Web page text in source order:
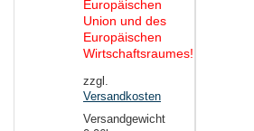
Europäischen
Union und des
Europäischen
Wirtschaftsraumes!
zzgl.
Versandkosten
Versandgewicht